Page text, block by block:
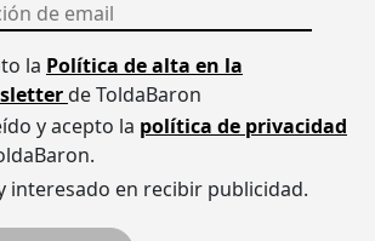
la Política de alta en la
de ToldaBaron
y acepto la política de privacidad
interesado en recibir publicidad.